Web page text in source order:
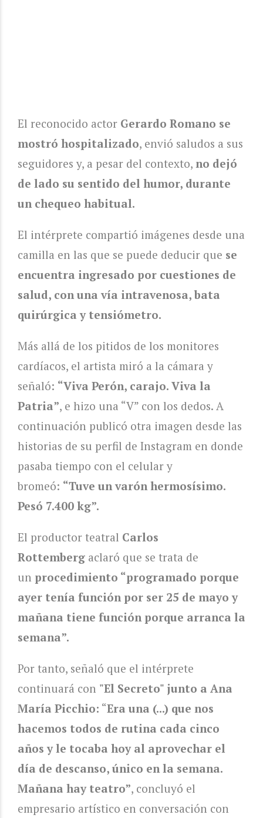
El reconocido actor Gerardo Romano se
mostró hospitalizado, envió saludos a sus
seguidores y, a pesar del contexto, no dejó
de lado su sentido del humor, durante
un chequeo habitual.
El intérprete compartió imágenes desde una
camilla en las que se puede deducir que se
encuentra ingresado por cuestiones de
salud, con una vía intravenosa, bata
quirúrgica y tensiómetro.
Más allá de los pitidos de los monitores
cardíacos, el artista miró a la cámara y
señaló: “Viva Perón, carajo. Viva la
Patria”, e hizo una “V” con los dedos. A
continuación publicó otra imagen desde las
historias de su perfil de Instagram en donde
pasaba tiempo con el celular y
bromeó: “Tuve un varón hermosísimo.
Pesó 7.400 kg”.
El productor teatral Carlos
Rottemberg aclaró que se trata de
un procedimiento “programado porque
ayer tenía función por ser 25 de mayo y
mañana tiene función porque arranca la
semana”.
Por tanto, señaló que el intérprete
continuará con "El Secreto" junto a Ana
María Picchio: “Era una (...) que nos
hacemos todos de rutina cada cinco
años y le tocaba hoy al aprovechar el
día de descanso, único en la semana.
Mañana hay teatro”, concluyó el
empresario artístico en conversación con